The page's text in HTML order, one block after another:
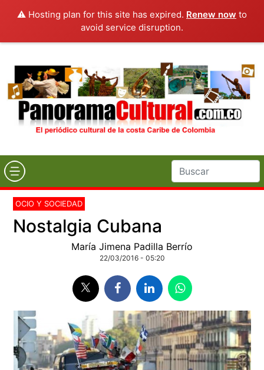
⚠️ Hosting plan for this site has expired. Renew now to
avoid service disruption.
OCIO Y SOCIEDAD
Nostalgia Cubana
María Jimena Padilla Berrío
22/03/2016 - 05:20